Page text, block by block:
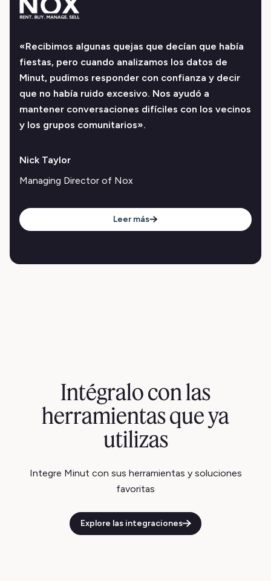
«Recibimos algunas quejas que decían que había
fiestas, pero cuando analizamos los datos de
Minut, pudimos responder con confianza y decir
que no había ruido excesivo. Nos ayudó a
mantener conversaciones difíciles con los vecinos
y los grupos comunitarios».
Nick Taylor
Managing Director of Nox
Leer más
Intégralo con las
herramientas que ya
utilizas
Integre Minut con sus herramientas y soluciones
favoritas
Explore las integraciones